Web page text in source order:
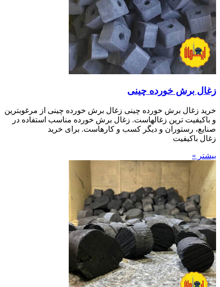
زغال برش خورده چینی
خرید زغال برش خورده چینی زغال برش خورده چینی از مرغوبترین
و باکیفیت ترین زغالهاست. زغال برش خورده مناسب استفاده در
صنایع، رستوران و دیگر کسب و کارهاست. برای خرید
زغال باکیفیت
بیشتر »